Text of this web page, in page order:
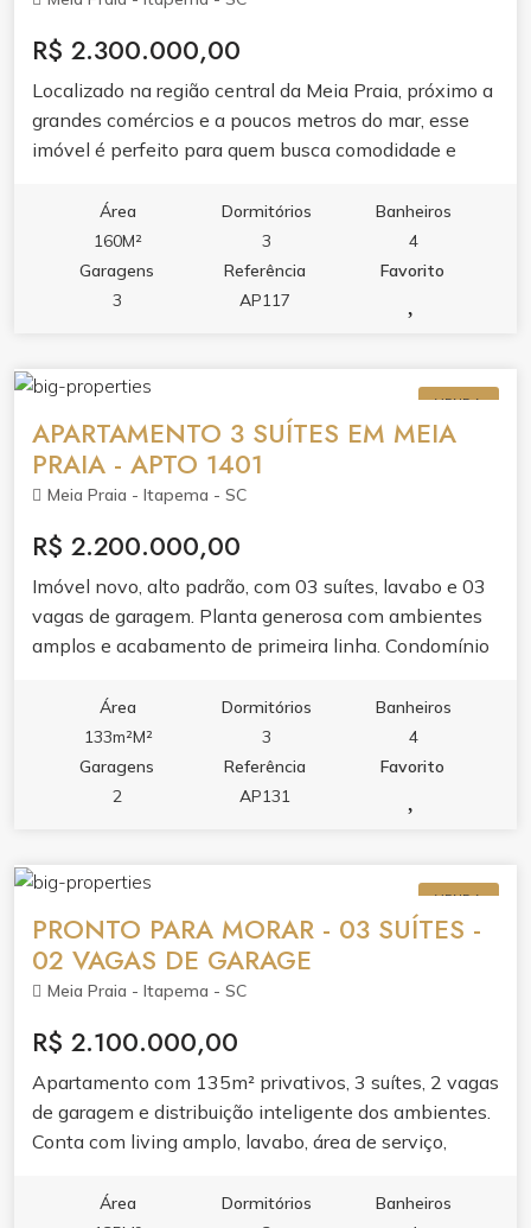
R$ 2.300.000,00
Localizado na região central da Meia Praia, próximo a
grandes comércios e a poucos metros do mar, esse
imóvel é perfeito para quem busca comodidade e
160m² de área privativa muito bem distribuídos. O
apartamento é novo, conta com 3 suítes, living com
ambientes integrados e uma ótima sacada com
churrasqueira. Além disso, possui ainda uma completa
agende a sua visita!
Área
160M²
Dormitórios
3
Banheiros
4
Garagens
3
Referência
AP117
Favorito
VENDA
APARTAMENTO 3 SUÍTES EM MEIA
PRAIA - APTO 1401
Meia Praia - Itapema - SC
R$ 2.200.000,00
Imóvel novo, alto padrão, com 03 suítes, lavabo e 03
vagas de garagem. Planta generosa com ambientes
amplos e acabamento de primeira linha. Condomínio
sair de casa. Pronto pra morar com toda sofisticação
que sua família merece.
Área
133m²M²
Dormitórios
3
Banheiros
4
Garagens
2
Referência
AP131
Favorito
VENDA
PRONTO PARA MORAR - 03 SUÍTES -
02 VAGAS DE GARAGE
Meia Praia - Itapema - SC
R$ 2.100.000,00
Apartamento com 135m² privativos, 3 suítes, 2 vagas
de garagem e distribuição inteligente dos ambientes.
Conta com living amplo, lavabo, área de serviço,
receber bem.O acabamento entrega porcelanato,
Área
Dormitórios
Banheiros